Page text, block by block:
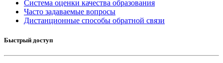
Система оценки качества образования
Часто задаваемые вопросы
Дистанционные способы обратной связи
Быстрый доступ